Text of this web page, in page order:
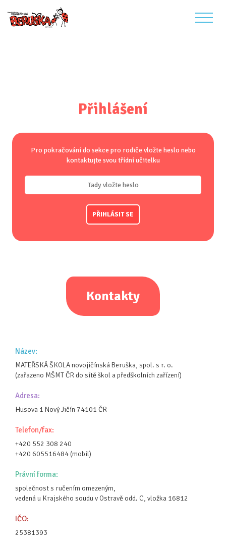
Přihlášení
Pro pokračování do sekce pro rodiče vložte heslo nebo
kontaktujte svou třídní učitelku
PŘIHLÁSIT SE
Kontakty
Název:
MATEŘSKÁ ŠKOLA novojičínská Beruška, spol. s r. o.
(zařazeno MŠMT ČR do sítě škol a předškolních zařízení)
Adresa:
Husova 1 Nový Jičín 74101 ČR
Telefon/fax:
+420 552 308 240
+420 605516484 (mobil)
Právní forma:
společnost s ručením omezeným,
vedená u Krajského soudu v Ostravě odd. C, vložka 16812
IČO:
25381393